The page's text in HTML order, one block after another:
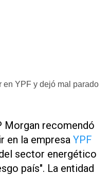
en YPF y dejó mal parado
Morgan recomendó
en la empresa YPF
sector energético
país". La entidad